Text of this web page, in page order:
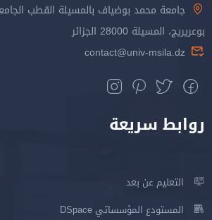
جامعة محمد بوضياف بالمسيلة القطب
بوعريريج، المسيلة 28000 الجزائر
contact@univ-msila.dz
روابط سريعة
التعليم عن بعد
المستودع المؤسساتي DSpace